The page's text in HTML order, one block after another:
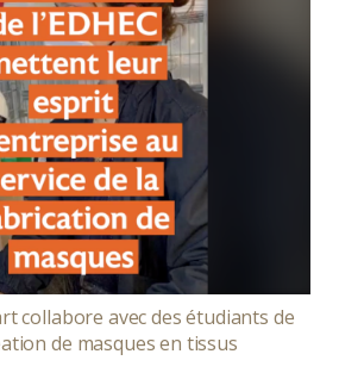
collabore avec des étudiants de
de masques en tissus